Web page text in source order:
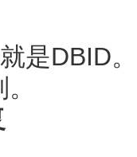
是DBID